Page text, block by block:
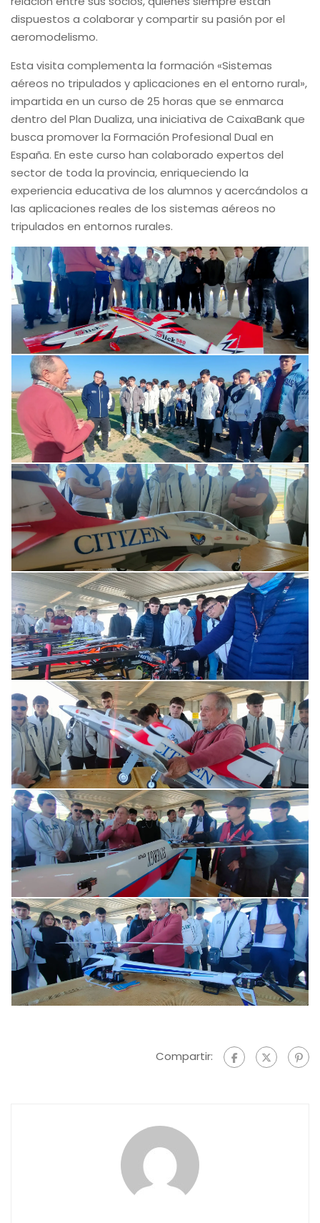
dispuestos a colaborar y compartir su pasión por el
aeromodelismo.
Esta visita complementa la formación «Sistemas
aéreos no tripulados y aplicaciones en el entorno rural»,
impartida en un curso de 25 horas que se enmarca
dentro del Plan Dualiza, una iniciativa de CaixaBank que
busca promover la Formación Profesional Dual en
España. En este curso han colaborado expertos del
sector de toda la provincia, enriqueciendo la
experiencia educativa de los alumnos y acercándolos a
las aplicaciones reales de los sistemas aéreos no
tripulados en entornos rurales.
Compartir: